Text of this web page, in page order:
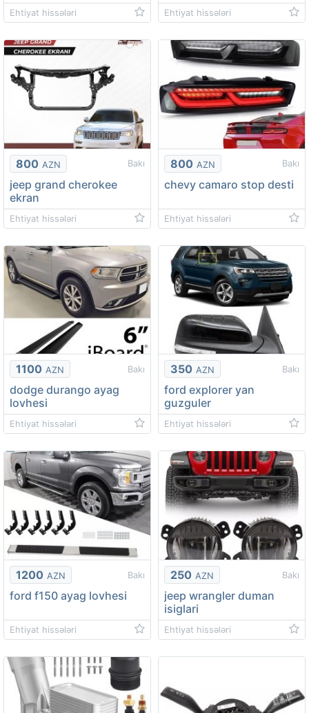
Ehtiyat hissələri Ehtiyat hissələri
800 AZN Bakı
jeep grand cherokee
ekran
Ehtiyat hissələri
800 AZN Bakı
chevy camaro stop desti
Ehtiyat hissələri
1100 AZN Bakı
dodge durango ayag
lovhesi
Ehtiyat hissələri
350 AZN Bakı
ford explorer yan
guzguler
Ehtiyat hissələri
1200 AZN Bakı
ford f150 ayag lovhesi
Ehtiyat hissələri
250 AZN Bakı
jeep wrangler duman
isiglari
Ehtiyat hissələri